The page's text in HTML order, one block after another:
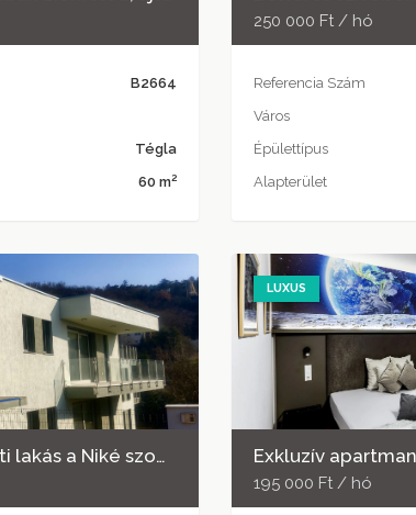
B2664
Tégla
60 m2
250 000 Ft / hó
Referencia Szám
Város
Épülettípus
Alapterület
Újépítésű földszínti lakás a Niké szobor alatt
LUXUS
195 000 Ft / hó